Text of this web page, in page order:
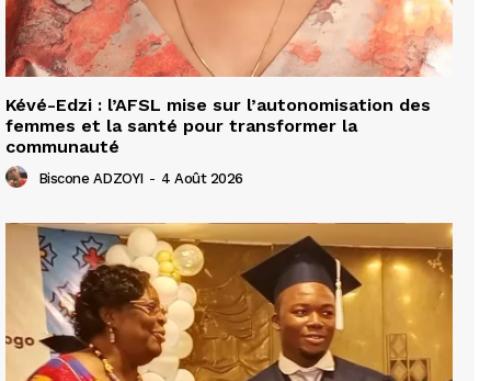
Kévé-Edzi : l’AFSL mise sur l’autonomisation des
femmes et la santé pour transformer la
communauté
Biscone ADZOYI - 4 Août 2026